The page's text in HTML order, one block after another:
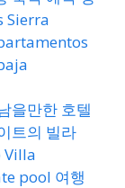
Sierra
을만한 호텔
트의 빌라
Villa
pool 여행